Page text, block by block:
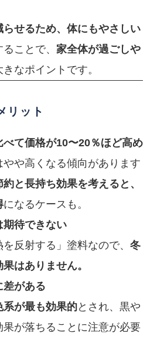
せるため、体にもやさしい
ことで、 家全体が過ごしや
なポイントです。
リット
て価格が10〜20％ほど高め
や高くなる傾向があります
と長持ち効果を考えると、
になるケースも。
期待できない
反射する」塗料なので、 冬
はありません。
差がある
系が最も効果的とされ、黒や
が落ちることに注意が必要